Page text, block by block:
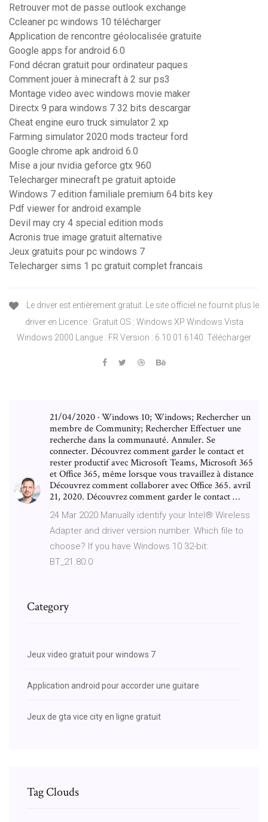
Retrouver mot de passe outlook exchange
Ccleaner pc windows 10 télécharger
Application de rencontre géolocalisée gratuite
Google apps for android 6.0
Fond décran gratuit pour ordinateur paques
Comment jouer à minecraft à 2 sur ps3
Montage video avec windows movie maker
Directx 9 para windows 7 32 bits descargar
Cheat engine euro truck simulator 2 xp
Farming simulator 2020 mods tracteur ford
Google chrome apk android 6.0
Mise a jour nvidia geforce gtx 960
Telecharger minecraft pe gratuit aptoide
Windows 7 edition familiale premium 64 bits key
Pdf viewer for android example
Devil may cry 4 special edition mods
Acronis true image gratuit alternative
Jeux gratuits pour pc windows 7
Telecharger sims 1 pc gratuit complet francais
Le driver est entièrement gratuit. Le site officiel ne fournit plus le
driver en Licence : Gratuit OS : Windows XP Windows Vista
Windows 2000 Langue : FR Version : 6.10.01.6140. Télécharger
21/04/2020 · Windows 10; Windows; Rechercher un
membre de Community; Rechercher Effectuer une
recherche dans la communauté. Annuler. Se
connecter. Découvrez comment garder le contact et
rester productif avec Microsoft Teams, Microsoft 365
et Office 365, même lorsque vous travaillez à distance
Découvrez comment collaborer avec Office 365. avril
21, 2020. Découvrez comment garder le contact …
24 Mar 2020 Manually identify your Intel® Wireless
Adapter and driver version number. Which file to
choose? If you have Windows 10 32-bit:
BT_21.80.0
Category
Jeux video gratuit pour windows 7
Application android pour accorder une guitare
Jeux de gta vice city en ligne gratuit
Tag Clouds